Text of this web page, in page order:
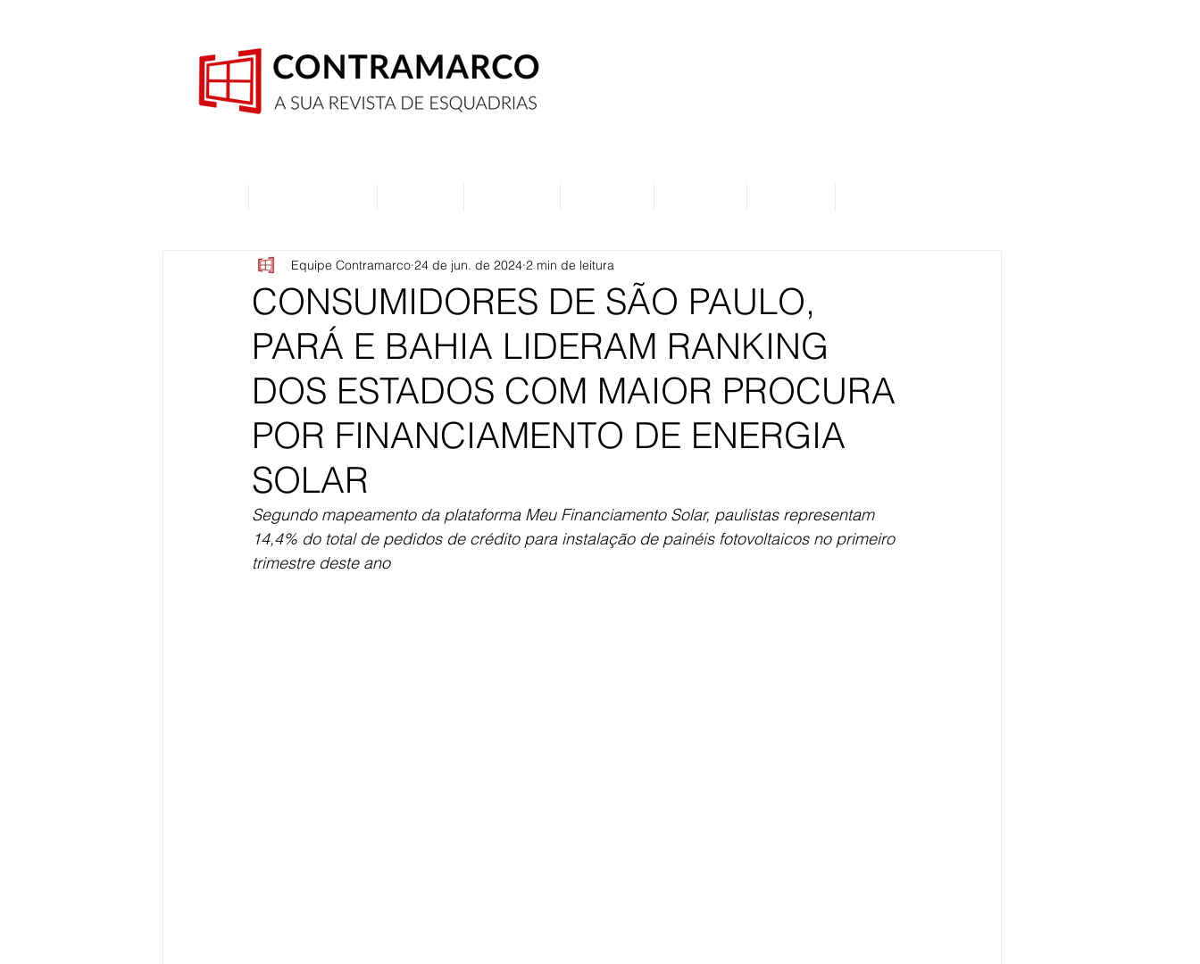
CONSUMIDORES DE SÃO PAULO,
PARÁ E BAHIA LIDERAM RANKING
DOS ESTADOS COM MAIOR PROCURA
POR FINANCIAMENTO DE ENERGIA
SOLAR
Equipe Contramarco 24 de jun. de 2024 2 min de leitura
Segundo mapeamento da plataforma Meu Financiamento Solar, paulistas representam
14,4% do total de pedidos de crédito para instalação de painéis fotovoltaicos no primeiro
trimestre deste ano